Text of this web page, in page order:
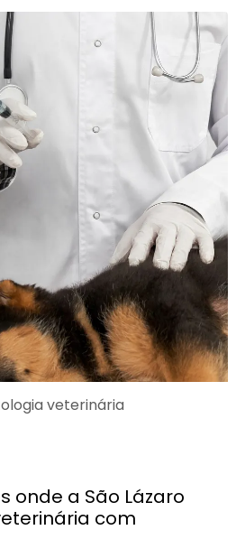
veterinária
onde a São Lázaro
com